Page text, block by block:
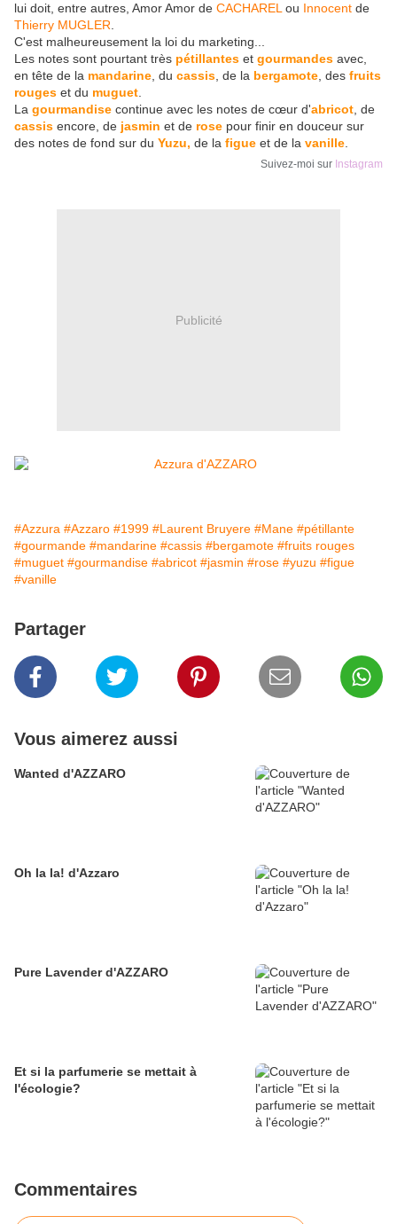
lui doit, entre autres, Amor Amor de CACHAREL ou Innocent de
Thierry MUGLER
C'est malheureusement la loi du marketing...
Les notes sont pourtant très pétillantes et gourmandes avec,
en tête de la mandarine , du cassis , de la bergamote , des fruits
rouges et du muguet
La gourmandise continue avec les notes de cœur d'abricot , de
cassis encore, de jasmin et de rose pour finir en douceur sur
des notes de fond sur du Yuzu, de la figue et de la vanille
Suivez-moi sur Instagram
Publicité
#Azzura #Azzaro #1999 #Laurent Bruyere #Mane #pétillante
#gourmande #mandarine #cassis #bergamote #fruits rouges
#muguet #gourmandise #abricot #jasmin #rose #yuzu #figue
#vanille
Partager
Vous aimerez aussi
Wanted d'AZZARO
Oh la la! d'Azzaro
Pure Lavender d'AZZARO
Et si la parfumerie se mettait à
l'écologie?
Commentaires